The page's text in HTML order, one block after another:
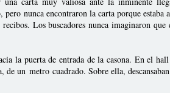
nunca encontraron la carta porque estaba
Los buscadores nunca imaginaron que
la puerta de entrada de la casona. En el hall
un metro cuadrado. Sobre ella,